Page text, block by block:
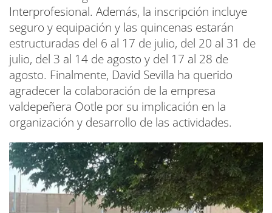
Interprofesional. Además, la inscripción incluye
seguro y equipación y las quincenas estarán
estructuradas del 6 al 17 de julio, del 20 al 31 de
julio, del 3 al 14 de agosto y del 17 al 28 de
agosto. Finalmente, David Sevilla ha querido
agradecer la colaboración de la empresa
valdepeñera Ootle por su implicación en la
organización y desarrollo de las actividades.